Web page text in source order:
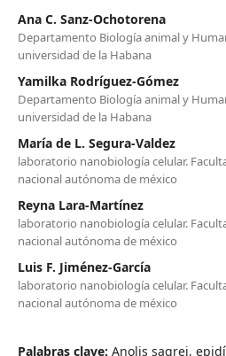
Ana C. Sanz-Ochotorena
Departamento Biología animal y
universidad de la Habana
Yamilka Rodríguez-Gómez
Departamento Biología animal y
universidad de la Habana
María de L. Segura-Valdez
laboratorio nanobiología celular.
nacional autónoma de méxico
Reyna Lara-Martínez
laboratorio nanobiología celular.
nacional autónoma de méxico
Luis F. Jiménez-García
laboratorio nanobiología celular.
nacional autónoma de méxico
Palabras clave: Anolis sagrei,